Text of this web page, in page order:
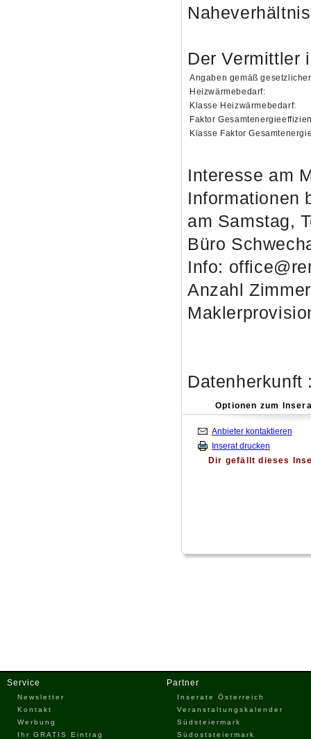
Der Vermittler
Angaben gemäß
Heizwärmebedarf:
Klasse Heizwärmebedarf:
Faktor
Klasse Faktor
Interesse am
Informationen
am Samstag,
Büro
Info:
Anzahl
Datenherkunft
Optionen zum
Anbieter kontaktieren
Inserat drucken
Dir gefällt dieses
Service
Newsletter
Kontakt
Werbung
Ihr GRATIS Eintrag
Partner
Inserate Österreich
Veranstaltungskalender
Südsteiermark
Südoststeiermark